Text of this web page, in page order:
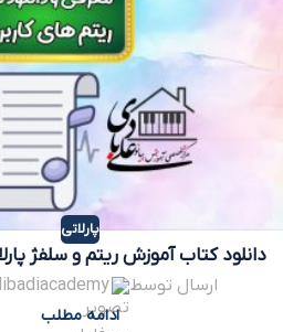
پارلاتی
دانلود کتاب آموزش ریتم و سلفژ
تسلط بر زمان‌بندی موسیقی
ارسال توسط
ادامه مطلب